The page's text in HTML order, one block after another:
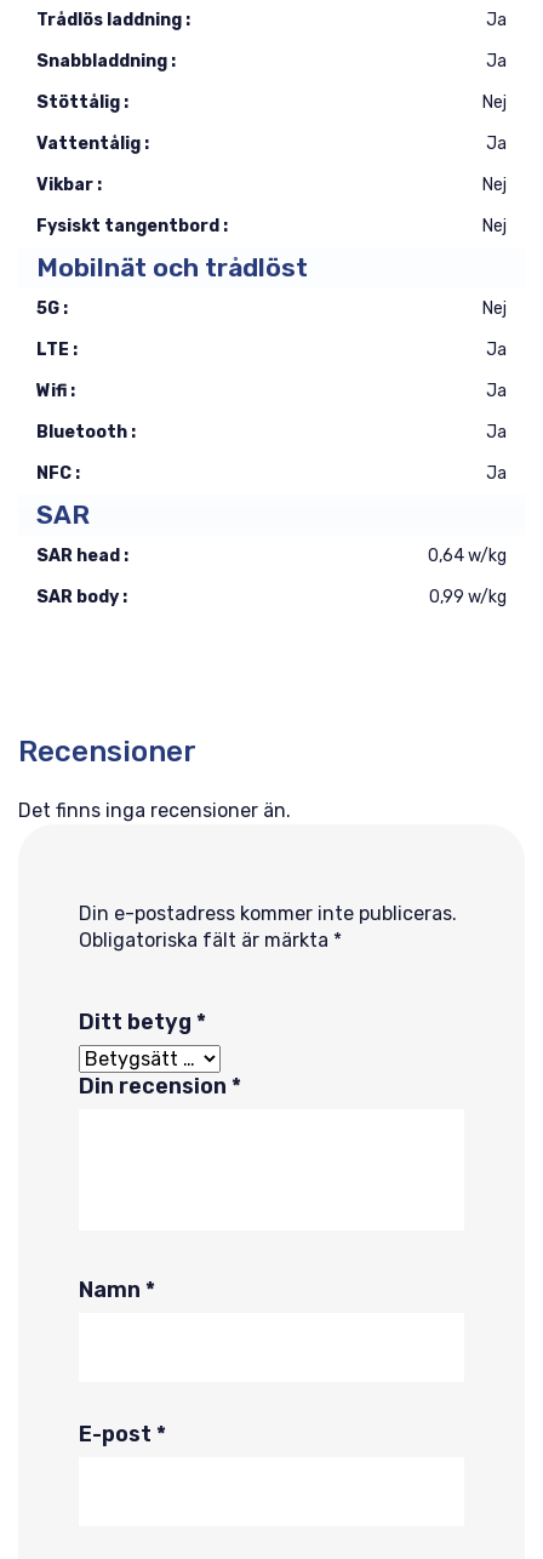
Trådlös laddning :
Ja
Snabbladdning :
Ja
Stöttålig :
Nej
Vattentålig :
Ja
Vikbar :
Nej
Fysiskt tangentbord :
Nej
Mobilnät och trådlöst
5G :
Nej
LTE :
Ja
Wifi :
Ja
Bluetooth :
Ja
NFC :
Ja
SAR
SAR head :
0,64 w/kg
SAR body :
0,99 w/kg
Recensioner
Det finns inga recensioner än.
Din e-postadress kommer inte publiceras.
Obligatoriska fält är märkta *
Ditt betyg *
Din recension *
Namn *
E-post *